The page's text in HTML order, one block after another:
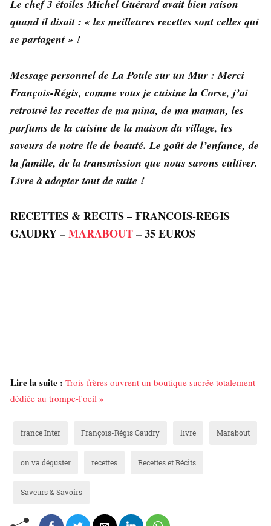
Le chef 3 étoiles Michel Guérard avait bien raison
quand il disait : « les meilleures recettes sont celles qui
se partagent » !
Message personnel de La Poule sur un Mur : Merci
François-Régis, comme vous je cuisine la Corse, j’ai
retrouvé les recettes de ma mina, de ma maman, les
parfums de la cuisine de la maison du village, les
saveurs de notre ile de beauté. Le goût de l’enfance, de
la famille, de la transmission que nous savons cultiver.
Livre à adopter tout de suite !
RECETTES & RECITS – FRANCOIS-REGIS
GAUDRY –MARABOUT– 35 EUROS
Lire la suite : Trois frères ouvrent un boutique sucrée totalement
dédiée au trompe-l'oeil »
france Inter François-Régis Gaudry livre Marabout
on va déguster recettes Recettes et Récits
Saveurs & Savoirs